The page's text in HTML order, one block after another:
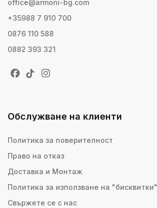
office@armoni-bg.com
+35988 7 910 700
0876 110 588
0882 393 321
Обслужване на клиенти
Политика за поверителност
Право на отказ
Доставка и Монтаж
Политика за използване на "бисквитки"
Свържете се с нас